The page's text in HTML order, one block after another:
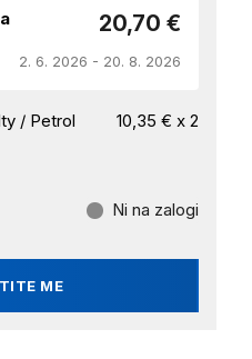
20,70 €
2. 6. 2026 - 20. 8. 2026
/ Petrol
10,35 € x 2
ME
Ni na zalogi